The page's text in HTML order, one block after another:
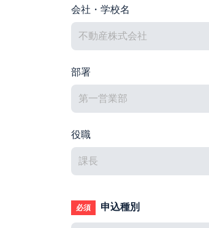
会社・学校名
部署
役職
必須 申込種別